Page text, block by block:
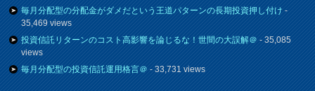
毎月分配型の分配金がダメだという王道パターンの長期投資押し付け-
35,469 views
投資信託リターンのコスト高影響を論じるな！世間の大誤解＠- 35,085
views
毎月分配型の投資信託運用格言＠- 33,731 views